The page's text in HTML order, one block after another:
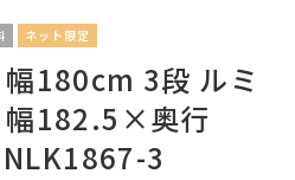
ネット限定
180cm 3段 ルミ
幅182.5×奥行
3